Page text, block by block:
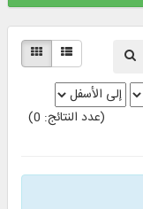
(عدد النتائج: 0)